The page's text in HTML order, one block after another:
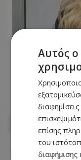
Αγγελική
τον Χριστό
που
07.08.2026 - 10:50
Αυτός
επίσης
του
διαφήμισης